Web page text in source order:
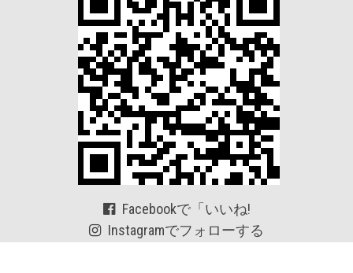
Facebookで「いいね!
Instagramでフォローする